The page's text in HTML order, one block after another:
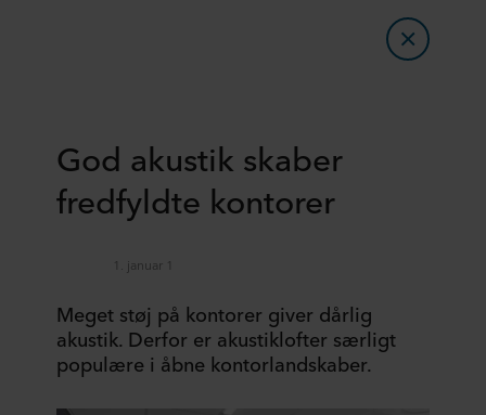
God akustik skaber
fredfyldte kontorer
1. januar 1
Meget støj på kontorer giver dårlig
akustik. Derfor er akustiklofter særligt
populære i åbne kontorlandskaber.